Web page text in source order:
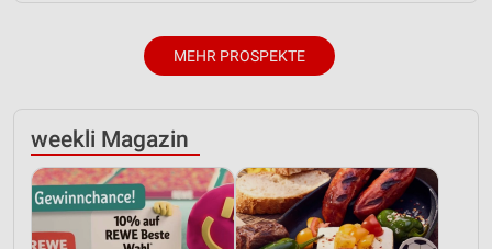
MEHR PROSPEKTE
weekli Magazin